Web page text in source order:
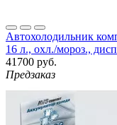
Автохолодильник
16 л., охл./мороз.,
41700 руб.
Предзаказ